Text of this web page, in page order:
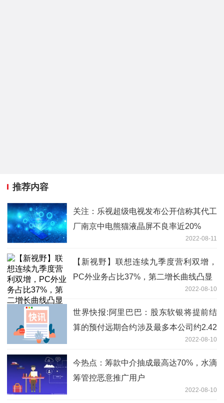
推荐内容
关注：乐视超级电视发布公开信称其代工
厂南京中电熊猫液晶屏不良率近20%
2022-08-11
【新视野】联想连续九季度营利双增，
PC外业务占比37%，第二增长曲线凸显
2022-08-10
世界快报:阿里巴巴：股东软银将提前结
算的预付远期合约涉及最多本公司约2.42
2022-08-10
今热点：筹款中介抽成最高达70%，水滴
筹管控恶意推广用户
2022-08-10